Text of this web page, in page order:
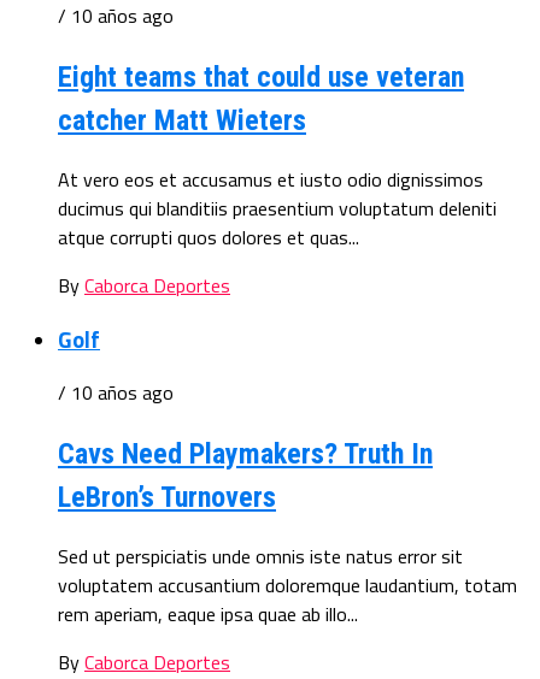
/ 10 años ago
Eight teams that could use veteran
catcher Matt Wieters
At vero eos et accusamus et iusto odio dignissimos
ducimus qui blanditiis praesentium voluptatum deleniti
atque corrupti quos dolores et quas...
ByCaborca Deportes
Golf
/ 10 años ago
Cavs Need Playmakers? Truth In
LeBron’s Turnovers
Sed ut perspiciatis unde omnis iste natus error sit
voluptatem accusantium doloremque laudantium, totam
rem aperiam, eaque ipsa quae ab illo...
ByCaborca Deportes